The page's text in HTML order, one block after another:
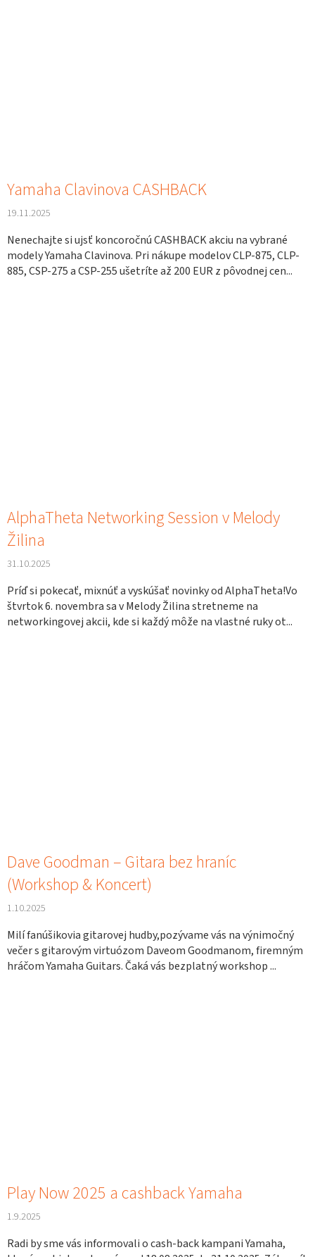
Yamaha Clavinova CASHBACK
19.11.2025
Nenechajte si ujsť koncoročnú CASHBACK akciu na vybrané
modely Yamaha Clavinova. Pri nákupe modelov CLP-875, CLP-
885, CSP-275 a CSP-255 ušetríte až 200 EUR z pôvodnej cen...
AlphaTheta Networking Session v Melody
Žilina
31.10.2025
Príď si pokecať, mixnúť a vyskúšať novinky od AlphaTheta!Vo
štvrtok 6. novembra sa v Melody Žilina stretneme na
networkingovej akcii, kde si každý môže na vlastné ruky ot...
Dave Goodman – Gitara bez hraníc
(Workshop & Koncert)
1.10.2025
Milí fanúšikovia gitarovej hudby,pozývame vás na výnimočný
večer s gitarovým virtuózom Daveom Goodmanom, firemným
hráčom Yamaha Guitars. Čaká vás bezplatný workshop ...
Play Now 2025 a cashback Yamaha
1.9.2025
Radi by sme vás informovali o cash-back kampani Yamaha,